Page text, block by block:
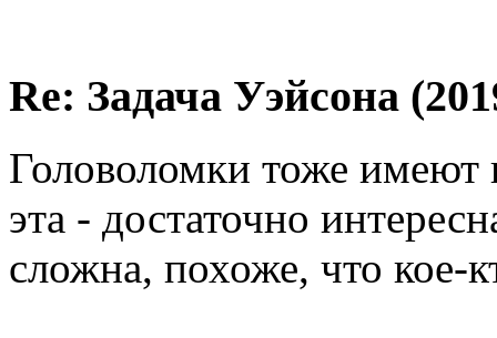
Re: Задача Уэйсона
Головоломки тоже имеют
эта - достаточно
сложна, похоже, что кое-